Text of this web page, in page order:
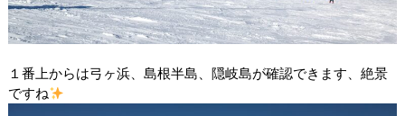
１番上からは弓ヶ浜、島根半島、隠岐島が確認できます、絶景
ですね